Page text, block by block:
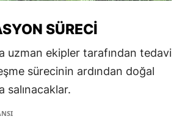
SÜRECI
uzman ekipler tarafından tedavi
sürecinin ardından doğal
salınacaklar.